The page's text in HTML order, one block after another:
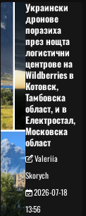
Украински
дронове
поразиха
през нощта
логистични
центрове на
Wildberries в
Котовск,
Тамбовска
област, и в
Електростал,
Московска
област
Valeriia
Skorych
2026-07-18
13:56